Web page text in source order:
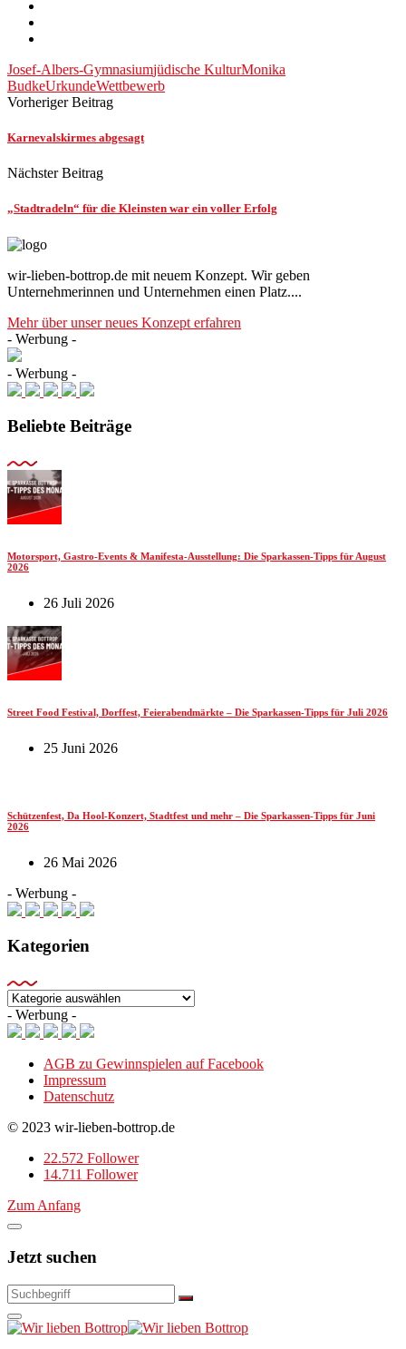
Josef-Albers-Gymnasiumjüdische KulturMonika
BudkeUrkundeWettbewerb
Vorheriger Beitrag
Karnevalskirmes abgesagt
Nächster Beitrag
„Stadtradeln“ für die Kleinsten war ein voller Erfolg
wir-lieben-bottrop.de mit neuem Konzept. Wir geben
Unternehmerinnen und Unternehmen einen Platz....
Mehr über unser neues Konzept erfahren
- Werbung -
- Werbung -
Beliebte Beiträge
Motorsport, Gastro-Events & Manifesta-Ausstellung: Die Sparkassen-Tipps für August
2026
26 Juli 2026
Street Food Festival, Dorffest, Feierabendmärkte – Die Sparkassen-Tipps für Juli 2026
25 Juni 2026
Schützenfest, Da Hool-Konzert, Stadtfest und mehr – Die Sparkassen-Tipps für Juni
2026
26 Mai 2026
- Werbung -
Kategorien
Kategorien
- Werbung -
AGB zu Gewinnspielen auf Facebook
Impressum
Datenschutz
© 2023 wir-lieben-bottrop.de
22.572 Follower
14.711 Follower
Zum Anfang
Jetzt suchen